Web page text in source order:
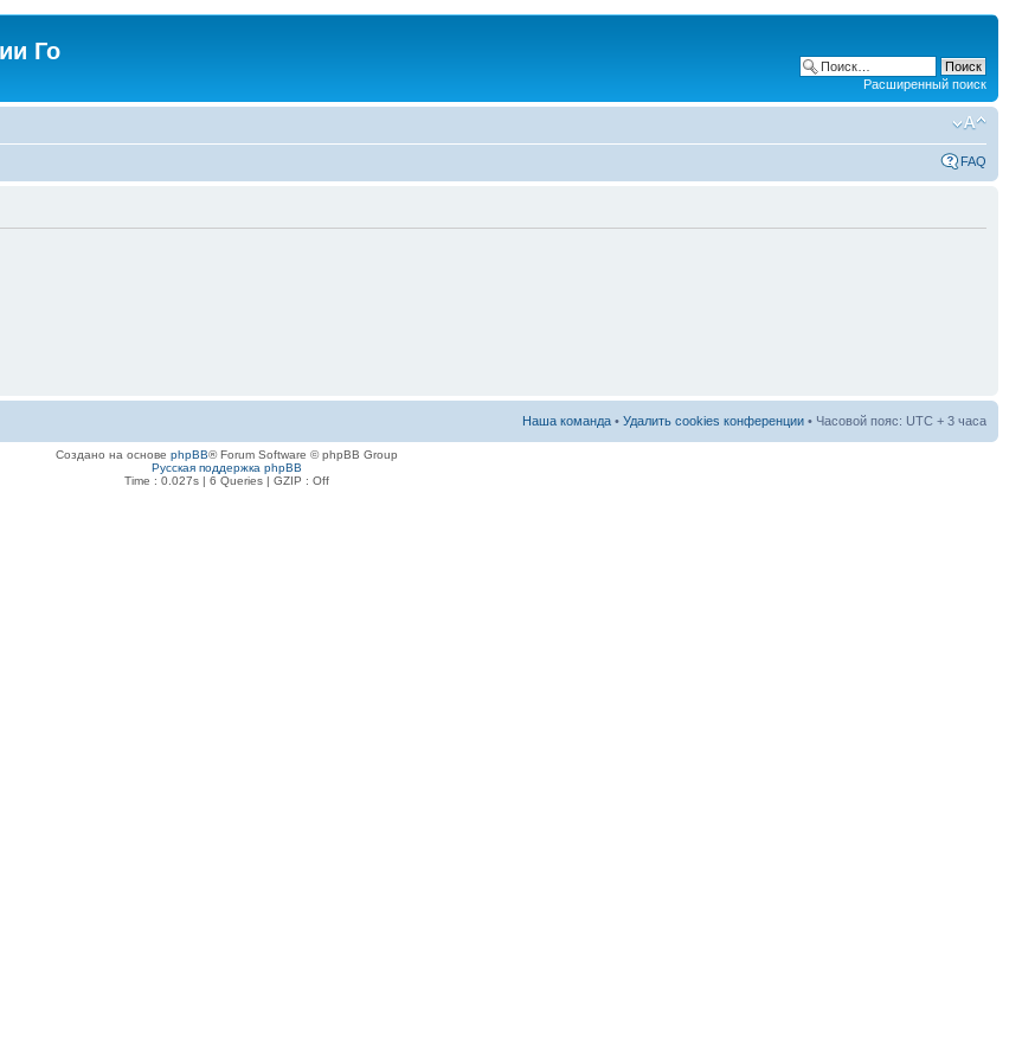
Го
Расширенный поиск
FAQ
Наша команда • Удалить cookies конференции • Часовой пояс: UTC + 3 часа
Создано на основе phpBB® Forum Software © phpBB Group
Русская поддержка phpBB
Time : 0.027s | 6 Queries | GZIP : Off